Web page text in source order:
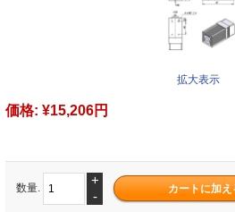
拡大表示
価格: ¥15,206円
数量.
+
-